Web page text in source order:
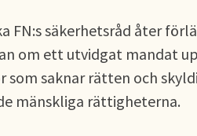
FN:s säkerhetsråd åter
om ett utvidgat mandat
som saknar rätten och
mänskliga rättigheterna.